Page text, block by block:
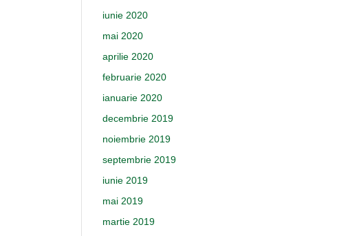
iunie 2020
mai 2020
aprilie 2020
februarie 2020
ianuarie 2020
decembrie 2019
noiembrie 2019
septembrie 2019
iunie 2019
mai 2019
martie 2019